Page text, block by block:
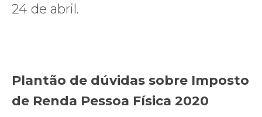
24 de abril.
Plantão de dúvidas sobre Imposto
de Renda Pessoa Física 2020